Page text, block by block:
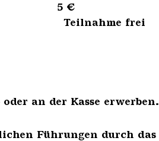
5 €
Teilnahme frei
an der Kasse erwerben.
Führungen durch